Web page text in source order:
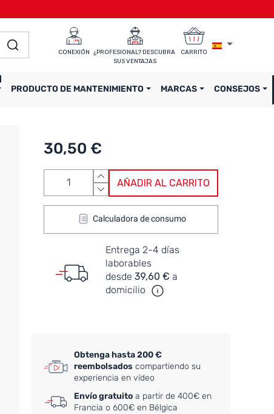
CONEXIÓN
¿PROFESIONAL? DESCUBRA
SUS VENTAJAS
CARRITO
PRODUCTO DE MANTENIMIENTO MARCAS CONSEJOS
30,50 €
AÑADIR AL CARRITO
Calculadora de consumo
Entrega 2-4 días
laborables
desde39,60 € a
domicilio
Obtenga hasta 200 €
reembolsados compartiendo su
experiencia en vídeo
Envío gratuito a partir de 400€ en
Francia o 600€ en Bélgica